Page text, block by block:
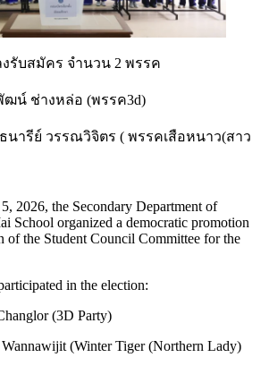
รับสมัคร จำนวน 2 พรรค
ฒน์ ช่างหล่อ (พรรค3d)
นารีย์ วรรณวิจิตร ( พรรคเสือหนาว(สาว
2026, the Secondary Department of
School organized a democratic promotion
of the Student Council Committee for the
in the election:
(3D Party)
(Winter Tiger (Northern Lady)